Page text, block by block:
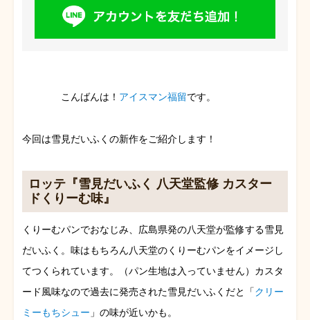
こんばんは！ アイスマン福留です。
今回は雪見だいふくの新作をご紹介します！
ロッテ『雪見だいふく 八天堂監修 カスター
ドくりーむ味』
くりーむパンでおなじみ、広島県発の八天堂が監修する雪見
だいふく。味はもちろん八天堂のくりーむパンをイメージし
てつくられています。（パン生地は入っていません）カスタ
ード風味なので過去に発売された雪見だいふくだと「クリー
ミーもちシュー 」の味が近いかも。